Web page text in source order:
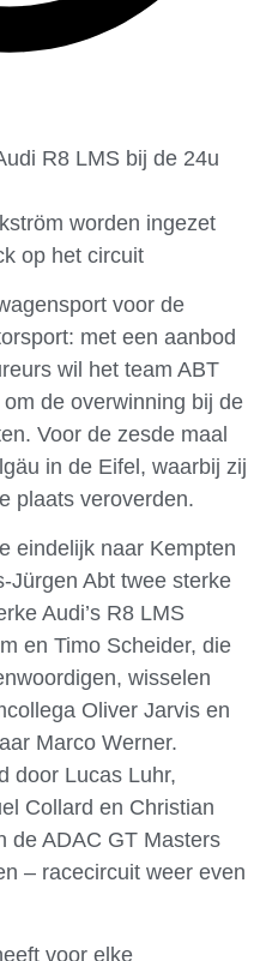
R8 LMS bij de 24u
worden ingezet
op het circuit
voor de
met een aanbod
wil het team ABT
de overwinning bij de
Voor de zesde maal
in de Eifel, waarbij zij
plaats veroverden.
eindelijk naar Kempten
Jürgen Abt twee sterke
Audi’s R8 LMS
en Timo Scheider, die
wisselen
Oliver Jarvis en
Marco Werner.
door Lucas Luhr,
Collard en Christian
de ADAC GT Masters
– racecircuit weer even
voor elke